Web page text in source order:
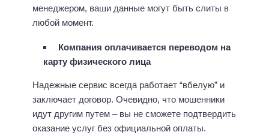
менеджером, ваши данные могут быть слиты в
любой момент.
Компания оплачивается переводом на
карту физического лица
Надежные сервис всегда работает “вбелую” и
заключает договор. Очевидно, что мошенники
идут другим путем – вы не сможете подтвердить
оказание услуг без официальной оплаты.